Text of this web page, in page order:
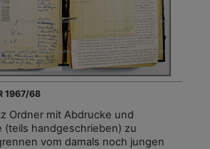
1967/68
Ordner mit Abdrucke und
(teils handgeschrieben) zu
vom damals noch jungen